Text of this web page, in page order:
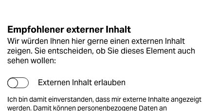
Empfohlener externer Inhalt
Wir würden Ihnen hier gerne einen externen Inhalt
zeigen. Sie entscheiden, ob Sie dieses Element auch
sehen wollen:
Externen Inhalt erlauben
Ich bin damit einverstanden, dass mir externe Inhalte angezeigt
werden. Damit können personenbezogene Daten an